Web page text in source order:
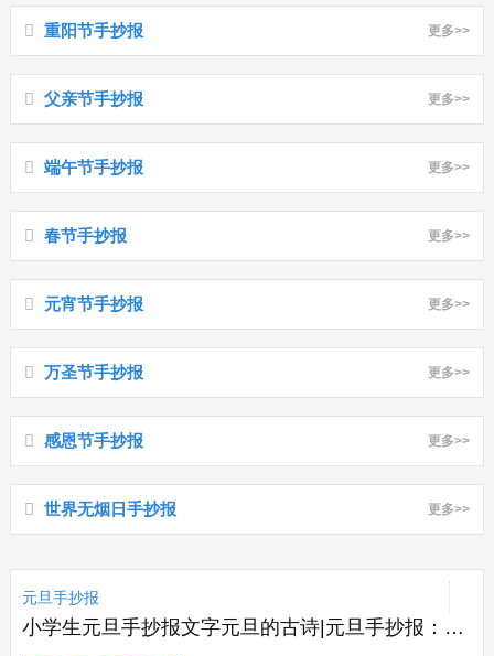
重阳节手抄报 更多>>
父亲节手抄报 更多>>
端午节手抄报 更多>>
春节手抄报 更多>>
元宵节手抄报 更多>>
万圣节手抄报 更多>>
感恩节手抄报 更多>>
世界无烟日手抄报 更多>>
元旦手抄报
小学生元旦手抄报文字元旦的古诗|元旦手抄报：元旦起源